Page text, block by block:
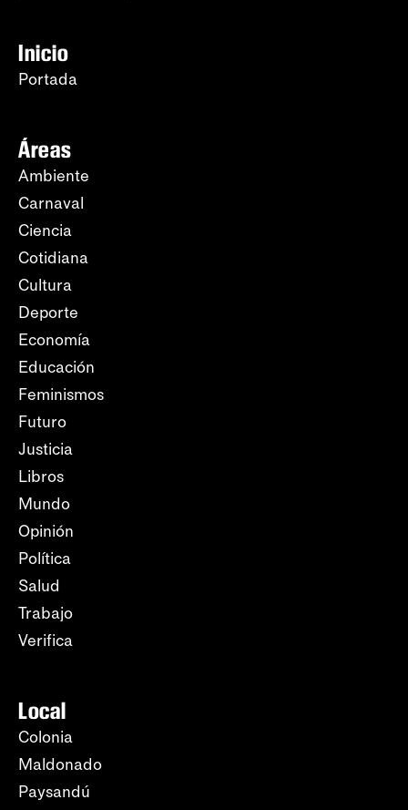
Inicio
Portada
Áreas
Ambiente
Carnaval
Ciencia
Cotidiana
Cultura
Deporte
Economía
Educación
Feminismos
Futuro
Justicia
Libros
Mundo
Opinión
Política
Salud
Trabajo
Verifica
Local
Colonia
Maldonado
Paysandú